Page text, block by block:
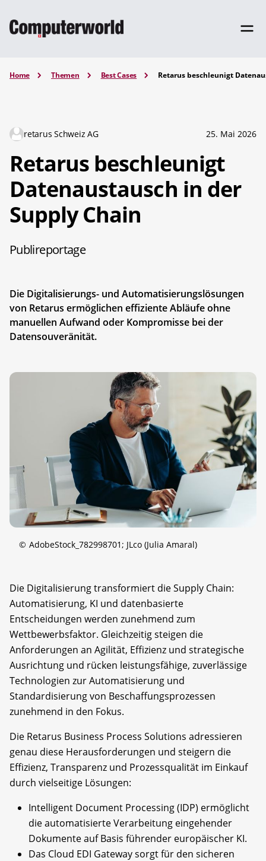
Home Themen Best Cases Retarus beschleunigt
retarus Schweiz AG 25. Mai 2026
Retarus beschleunigt
Datenaustausch in der
Supply Chain
Publireportage
Die Digitalisierungs- und Automatisierungslösungen
von Retarus ermöglichen effiziente Abläufe ohne
manuellen Aufwand oder Kompromisse bei der
Datensouveränität.
© AdobeStock_782998701; JLco (Julia Amaral)
Die Digitalisierung transformiert die Supply Chain:
Automatisierung, KI und datenbasierte
Entscheidungen werden zunehmend zum
Wettbewerbsfaktor. Gleichzeitig steigen die
Anforderungen an Agilität, Effizienz und strategische
Ausrichtung und rücken leistungsfähige, zuverlässige
Technologien zur Automatisierung und
Standardisierung von Beschaffungsprozessen
zunehmend in den Fokus.
Die Retarus Business Process Solutions adressieren
genau diese Herausforderungen und steigern die
Effizienz, Transparenz und Prozessqualität im Einkauf
durch vielseitige Lösungen:
Intelligent Document Processing (IDP) ermöglicht
die automatisierte Verarbeitung eingehender
Dokumente auf Basis führender europäischer KI.
Das Cloud EDI Gateway sorgt für den sicheren